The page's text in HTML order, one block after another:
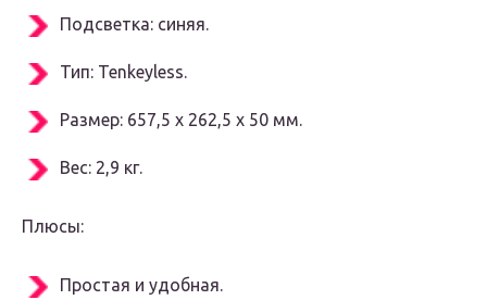
Подсветка: синяя.
Тип: Tenkeyless.
Размер: 657,5 х 262,5 х 50 мм.
Вес: 2,9 кг.
Плюсы:
Простая и удобная.